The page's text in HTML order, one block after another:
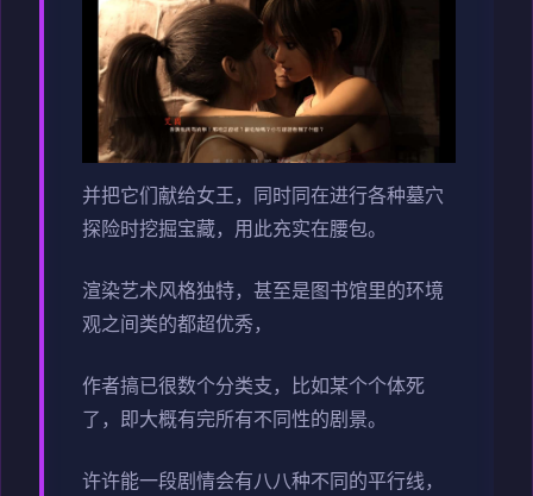
并把它们献给女王，同时同在进行各种墓穴
探险时挖掘宝藏，用此充实在腰包。
渲染艺术风格独特，甚至是图书馆里的环境
观之间类的都超优秀，
作者搞已很数个分类支，比如某个个体死
了，即大概有完所有不同性的剧景。
许许能一段剧情会有八八种不同的平行线，